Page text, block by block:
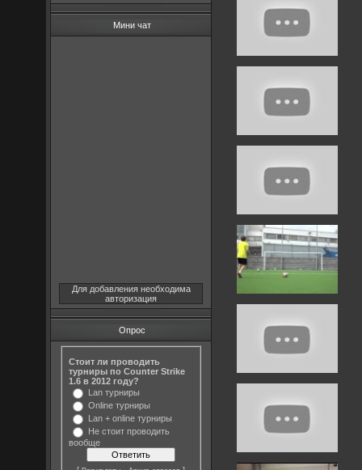
Мини чат
Для добавления необходима
авторизация
Опрос
Стоит ли проводить
турниры по Counter Strike
1.6 в 2012 году?
Lan турниры
Online турниры
Lan + online турниры
Не стоит проводить
вообще